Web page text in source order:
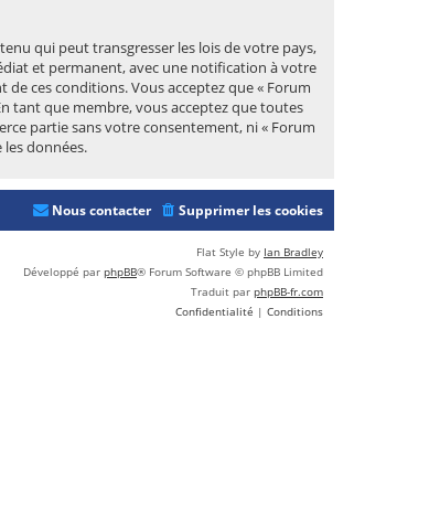
qui peut transgresser les lois de votre pays,
et permanent, avec une notification à votre
de ces conditions. Vous acceptez que « Forum
tant que membre, vous acceptez que toutes
partie sans votre consentement, ni « Forum
données.
Supprimer les cookies
Nous contacter
Flat Style by Ian Bradley
Développé par phpBB® Forum Software © phpBB Limited
Traduit par phpBB-fr.com
Confidentialité | Conditions